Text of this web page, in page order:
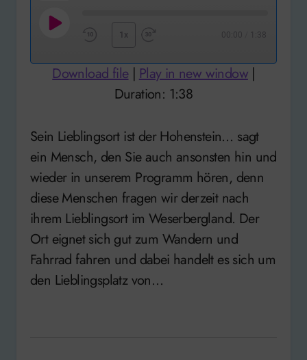
Play
10
Seconds
1x
Forward
1:38
Download file| Play in new window|
Duration: 1:38
Sein Lieblingsort ist der Hohenstein… sagt
ein Mensch, den Sie auch ansonsten hin und
wieder in unserem Programm hören, denn
diese Menschen fragen wir derzeit nach
ihrem Lieblingsort im Weserbergland. Der
Ort eignet sich gut zum Wandern und
Fahrrad fahren und dabei handelt es sich um
den Lieblingsplatz von…